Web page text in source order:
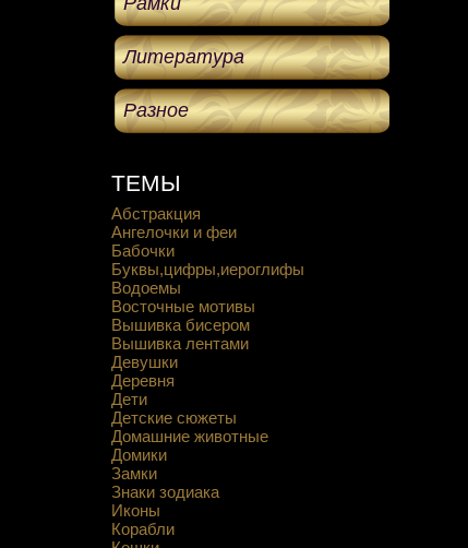
Литература
Разное
ТЕМЫ
Абстракция
Ангелочки и феи
Бабочки
Буквы,цифры,иероглифы
Водоемы
Восточные мотивы
Вышивка бисером
Вышивка лентами
Девушки
Деревня
Дети
Детские сюжеты
Домашние животные
Домики
Замки
Знаки зодиака
Иконы
Корабли